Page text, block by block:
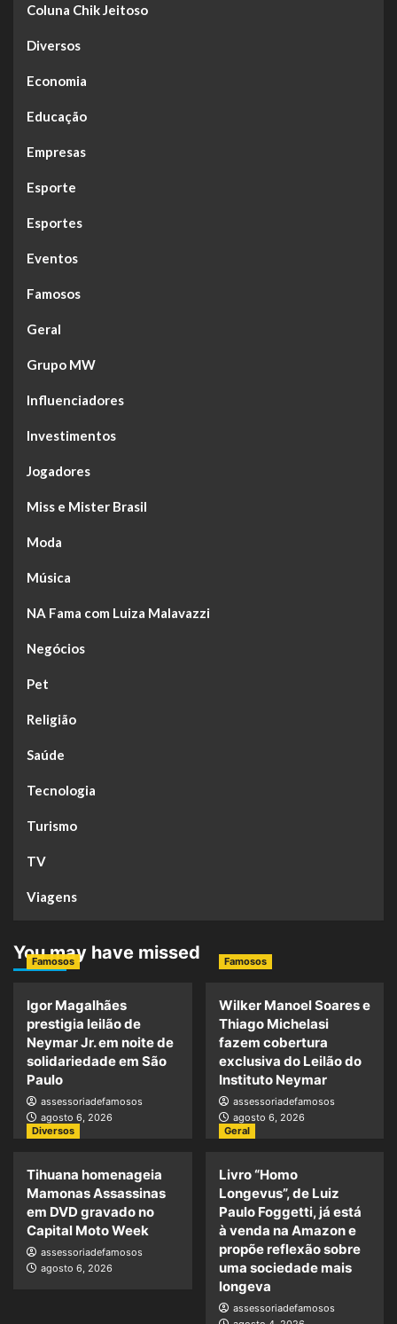
Coluna Chik Jeitoso
Diversos
Economia
Educação
Empresas
Esporte
Esportes
Eventos
Famosos
Geral
Grupo MW
Influenciadores
Investimentos
Jogadores
Miss e Mister Brasil
Moda
Música
NA Fama com Luiza Malavazzi
Negócios
Pet
Religião
Saúde
Tecnologia
Turismo
TV
Viagens
You may have missed
Famosos
Igor Magalhães
prestigia leilão de
Neymar Jr. em noite de
solidariedade em São
Paulo
assessoriadefamosos
agosto 6, 2026
Famosos
Wilker Manoel Soares e
Thiago Michelasi
fazem cobertura
exclusiva do Leilão do
Instituto Neymar
assessoriadefamosos
agosto 6, 2026
Diversos
Tihuana homenageia
Mamonas Assassinas
em DVD gravado no
Capital Moto Week
assessoriadefamosos
agosto 6, 2026
Geral
Livro “Homo
Longevus”, de Luiz
Paulo Foggetti, já está
à venda na Amazon e
propõe reflexão sobre
uma sociedade mais
longeva
assessoriadefamosos